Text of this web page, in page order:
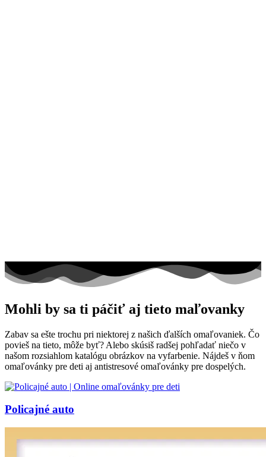
Mohli by sa ti páčiť aj tieto maľovanky
Zabav sa ešte trochu pri niektorej z našich ďalších omaľovaniek. Čo
povieš na tieto, môže byť? Alebo skúsiš radšej pohľadať niečo v
našom rozsiahlom katalógu obrázkov na vyfarbenie. Nájdeš v ňom
omaľovánky pre deti aj antistresové omaľovánky pre dospelých.
Policajné auto